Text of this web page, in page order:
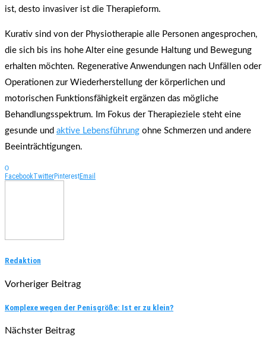
ist, desto invasiver ist die Therapieform.
Kurativ sind von der Physiotherapie alle Personen angesprochen,
die sich bis ins hohe Alter eine gesunde Haltung und Bewegung
erhalten möchten. Regenerative Anwendungen nach Unfällen oder
Operationen zur Wiederherstellung der körperlichen und
motorischen Funktionsfähigkeit ergänzen das mögliche
Behandlungsspektrum. Im Fokus der Therapieziele steht eine
gesunde und aktive Lebensführung ohne Schmerzen und andere
Beeinträchtigungen.
0
FacebookTwitterPinterestEmail
Redaktion
Vorheriger Beitrag
Komplexe wegen der Penisgröße: Ist er zu klein?
Nächster Beitrag